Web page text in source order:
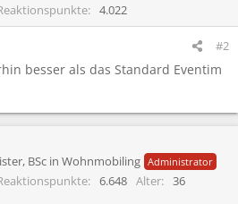
4.022
#2
besser als das Standard Eventim
BSc in Wohnmobiling Administrator
6.648 Alter
36